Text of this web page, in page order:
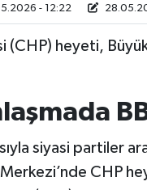
- 12:22
(CHP) heyeti,
siyasi partiler
CHP